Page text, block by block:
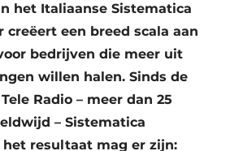
het Italiaanse Sistematica
creëert een breed scala aan
bedrijven die meer uit
willen halen. Sinds de
Radio – meer dan 25
– Sistematica
resultaat mag er zijn: